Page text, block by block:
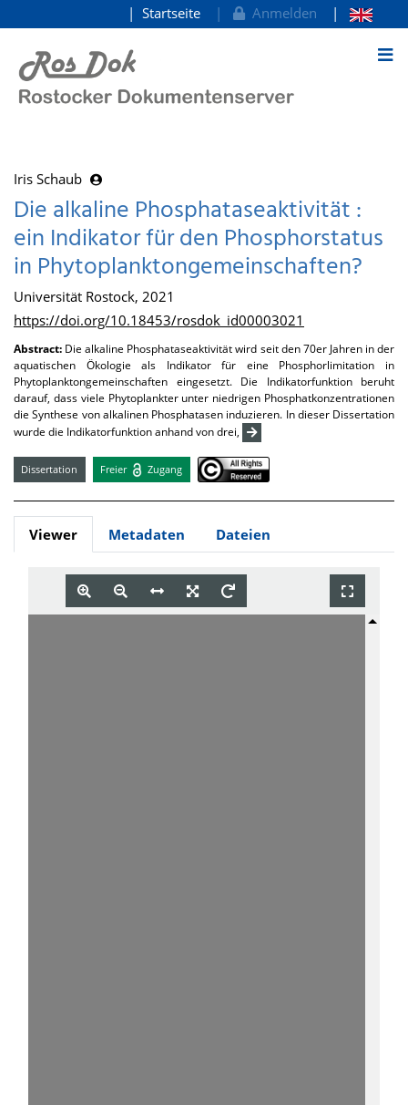
zum Inhalt
Startseite Anmelden
Iris Schaub
Die alkaline Phosphataseaktivität :
ein Indikator für den Phosphorstatus
in Phytoplanktongemeinschaften?
Universität Rostock, 2021
https://doi.org/10.18453/rosdok_id00003021
Abstract: Die alkaline Phosphataseaktivität wird seit den 70er Jahren in der
aquatischen Ökologie als Indikator für eine Phosphorlimitation in
Phytoplanktongemeinschaften eingesetzt. Die Indikatorfunktion beruht
darauf, dass viele Phytoplankter unter niedrigen Phosphatkonzentrationen
die Synthese von alkalinen Phosphatasen induzieren. In dieser Dissertation
wurde die Indikatorfunktion anhand von drei,
Dissertation Freier Zugang
Viewer Metadaten Dateien